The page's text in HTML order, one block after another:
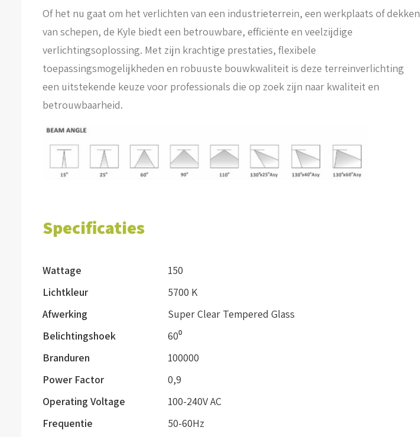
Of het nu gaat om het verlichten van een industrieterrein, een werkplaats of dekken
van schepen, de Kyle biedt een betrouwbare, efficiënte en veelzijdige
verlichtingsoplossing. Met zijn krachtige prestaties, flexibele
toepassingsmogelijkheden en robuuste bouwkwaliteit is deze terreinverlichting
een uitstekende keuze voor professionals die op zoek zijn naar kwaliteit en
betrouwbaarheid.
Specificaties
Wattage
150
Lichtkleur
5700 K
Afwerking
Super Clear Tempered Glass
Belichtingshoek
60⁰
Branduren
100000
Power Factor
0,9
Operating Voltage
100-240V AC
Frequentie
50-60Hz